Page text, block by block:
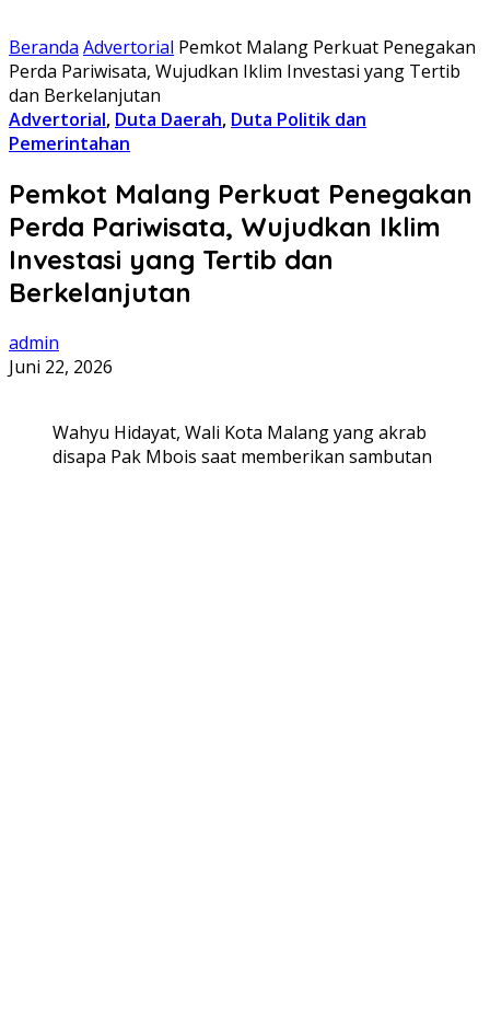
Beranda Advertorial Pemkot Malang Perkuat Penegakan
Perda Pariwisata, Wujudkan Iklim Investasi yang Tertib
dan Berkelanjutan
Advertorial, Duta Daerah, Duta Politik dan
Pemerintahan
Pemkot Malang Perkuat Penegakan
Perda Pariwisata, Wujudkan Iklim
Investasi yang Tertib dan
Berkelanjutan
admin
Juni 22, 2026
Wahyu Hidayat, Wali Kota Malang yang akrab
disapa Pak Mbois saat memberikan sambutan